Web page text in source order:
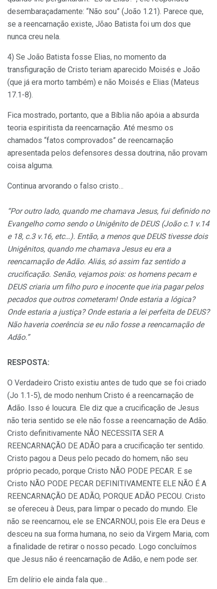
desembaraçadamente: “Não sou” (João 1.21). Parece que,
se a reencarnação existe, Jõao Batista foi um dos que
nunca creu nela.
4) Se João Batista fosse Elias, no momento da
transfiguração de Cristo teriam aparecido Moisés e João
(que já era morto também) e não Moisés e Elias (Mateus
17.1-8).
Fica mostrado, portanto, que a Bíblia não apóia a absurda
teoria espiritista da reencarnação. Até mesmo os
chamados “fatos comprovados” de reencarnação
apresentada pelos defensores dessa doutrina, não provam
coisa alguma.
Continua arvorando o falso cristo…
“Por outro lado, quando me chamava Jesus, fui definido no
Evangelho como sendo o Unigênito de DEUS (João c.1 v.14
e 18, c.3 v.16, etc…). Então, a menos que DEUS tivesse dois
Unigênitos, quando me chamava Jesus eu era a
reencarnação de Adão. Aliás, só assim faz sentido a
crucificação. Senão, vejamos pois: os homens pecam e
DEUS criaria um filho puro e inocente que iria pagar pelos
pecados que outros cometeram! Onde estaria a lógica?
Onde estaria a justiça? Onde estaria a lei perfeita de DEUS?
Não haveria coerência se eu não fosse a reencarnação de
Adão.”
RESPOSTA:
O Verdadeiro Cristo existiu antes de tudo que se foi criado
(Jo 1.1-5), de modo nenhum Cristo é a reencarnação de
Adão. Isso é loucura. Ele diz que a crucificação de Jesus
não teria sentido se ele não fosse a reencarnação de Adão.
Cristo definitivamente NÃO NECESSITA SER A
REENCARNAÇÃO DE ADÃO para a crucificação ter sentido.
Cristo pagou a Deus pelo pecado do homem, não seu
próprio pecado, porque Cristo NÃO PODE PECAR. E se
Cristo NÃO PODE PECAR DEFINITIVAMENTE ELE NÃO É A
REENCARNAÇÃO DE ADÃO, PORQUE ADÃO PECOU. Cristo
se ofereceu à Deus, para limpar o pecado do mundo. Ele
não se reencarnou, ele se ENCARNOU, pois Ele era Deus e
desceu na sua forma humana, no seio da Virgem Maria, com
a finalidade de retirar o nosso pecado. Logo concluímos
que Jesus não é reencarnação de Adão, e nem pode ser.
Em delírio ele ainda fala que…